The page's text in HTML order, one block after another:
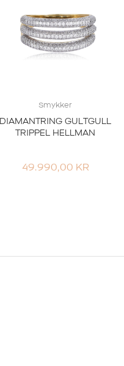
Smykker
DIAMANTRING GULTGULL
TRIPPEL HELLMAN
49.990,00 KR